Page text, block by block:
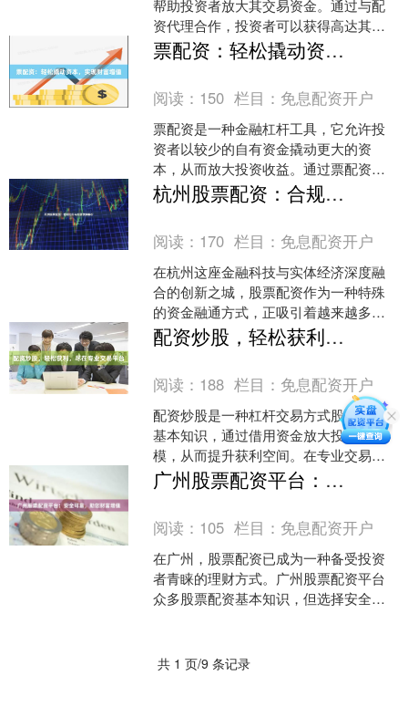
帮助投资者放大其交易资金。通过与配
资代理合作，投资者可以获得高达其初
始资金数倍的杠杆，从而提高其潜在收
益。 **如何运作？**....
票配资：轻松撬动资本，实现财富增值
阅读： 150 栏目： 免息配资开户
票配资是一种金融杠杆工具，它允许投
资者以较少的自有资金撬动更大的资
本，从而放大投资收益。通过票配资，
投资者可以获得更高的投资回报率，实
现财富的快速增值。 票配资....
杭州股票配资：合规杠杆与低息优势解析
阅读： 170 栏目： 免息配资开户
在杭州这座金融科技与实体经济深度融
合的创新之城，股票配资作为一种特殊
的资金融通方式，正吸引着越来越多投
资者的目光。然而股票配资基本知识，
在追求收益的同时，如何确....
配资炒股，轻松获利，尽在专业交易平台
阅读： 188 栏目： 免息配资开户
配资炒股是一种杠杆交易方式股票配资
基本知识，通过借用资金放大投资规
模，从而提升获利空间。在专业交易平
台上，配资炒股变得更加便捷高效。 **
专业交易平台的优势**....
广州股票配资平台：安全可靠，助您财富增值
阅读： 105 栏目： 免息配资开户
在广州，股票配资已成为一种备受投资
者青睐的理财方式。广州股票配资平台
众多股票配资基本知识，但选择安全可
共 1 页/9 条记录